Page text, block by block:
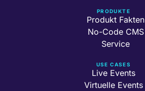
PRODUKTE
Produkt Fakten
No-Code CMS
Service
USE CASES
Live Events
Virtuelle Events